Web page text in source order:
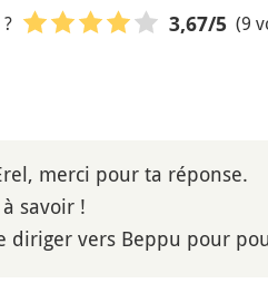
3,67/5 (9
merci pour ta réponse.
à savoir !
diriger vers Beppu pour